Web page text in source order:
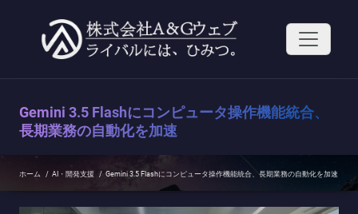
へ
Gemini 3.5 Flashにコンピュータ操作機能統合、
長期業務の自動化を加速
ホーム / AI・開発支援 / Gemini 3.5 Flashにコンピュータ操作機能統合、長期業務の自動化を加速